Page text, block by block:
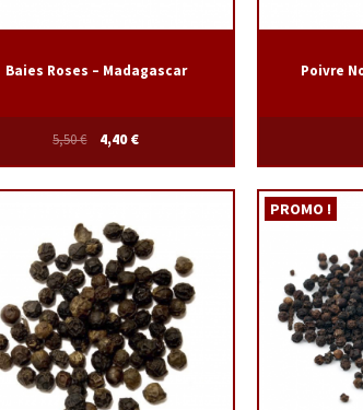
Baies Roses – Madagascar
5,50€ 4,40€
Poivre
PROMO !